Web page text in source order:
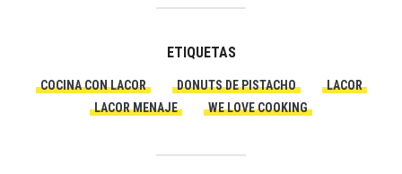
ETIQUETAS
COCINA CON LACOR DONUTS DE PISTACHO
LACOR
LACOR MENAJE
WE LOVE COOKING